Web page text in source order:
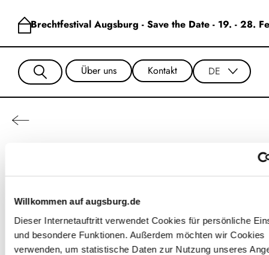
Willkommen auf augsburg.de
Dieser Internetauftritt verwendet Cookies für persönliche
und besondere Funktionen. Außerdem möchten wir Cookies
verwenden, um statistische Daten zur Nutzung unseres
Brechtfestival Augsburg - Save the Date - 19. - 28.
Über uns Kontakt DE
Katrin Dollinger